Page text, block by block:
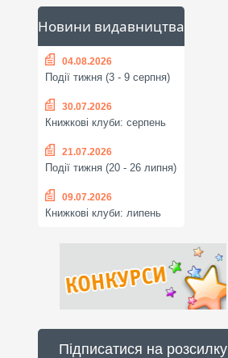
Новини видавництва
04.08.2026
Події тижня (3 - 9 серпня)
30.07.2026
Книжкові клуби: серпень
21.07.2026
Події тижня (20 - 26 липня)
09.07.2026
Книжкові клуби: липень
Підписатися на розсилку